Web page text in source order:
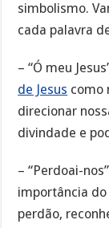
simbolismo.
cada palavra
– “Ó meu
de Jesus como
direcionar
divindade e
– “Perdoai-
importância
perdão,